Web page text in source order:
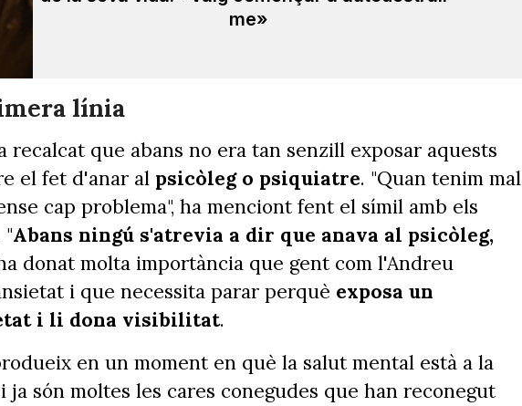
me»
línia
recalcat que abans no era tan senzill exposar aquests
el fet d'anar al psicòleg o psiquiatre. "Quan tenim mal
cap problema", ha menciont fent el símil amb els
"Abans ningú s'atrevia a dir que anava al psicòleg,
donat molta importància que gent com l'Andreu
i que necessita parar perquè exposa un
i li dona visibilitat.
en un moment en què la salut mental està a la
ja són moltes les cares conegudes que han reconegut